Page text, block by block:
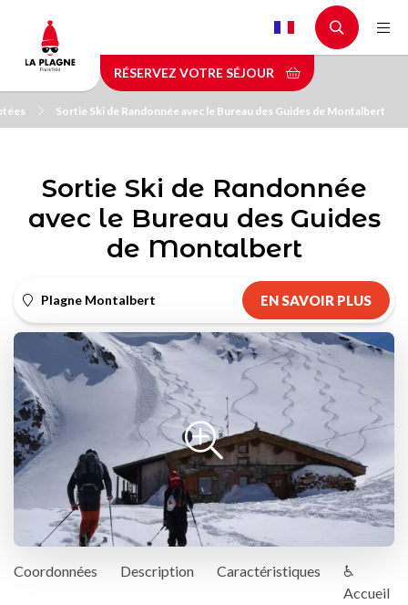
contenu
principal
RÉSERVEZ VOTRE SÉJOUR
Sortie Ski de Randonnée avec le Bureau des Guides de Montalbert
Sortie Ski de Randonnée
avec le Bureau des Guides
de Montalbert
Plagne Montalbert EN SAVOIR PLUS
Coordonnées Description Caractéristiques
♿
Accueil